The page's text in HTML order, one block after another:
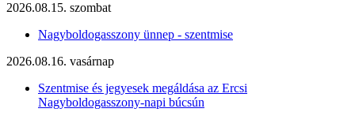
2026.08.15. szombat
Nagyboldogasszony ünnep - szentmise
2026.08.16. vasárnap
Szentmise és jegyesek megáldása az Ercsi
Nagyboldogasszony-napi búcsún